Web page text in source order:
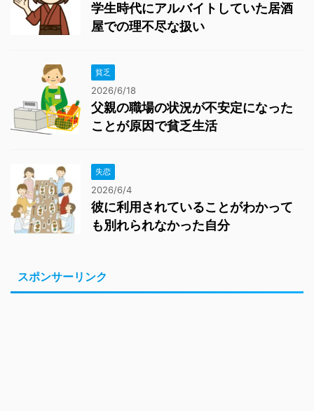
学生時代にアルバイトしていた居酒
屋での理不尽な扱い
貧乏
2026/6/18
父親の職場の状況が不安定になった
ことが原因で貧乏生活
失恋
2026/6/4
彼に利用されていることがわかって
も別れられなかった自分
スポンサーリンク